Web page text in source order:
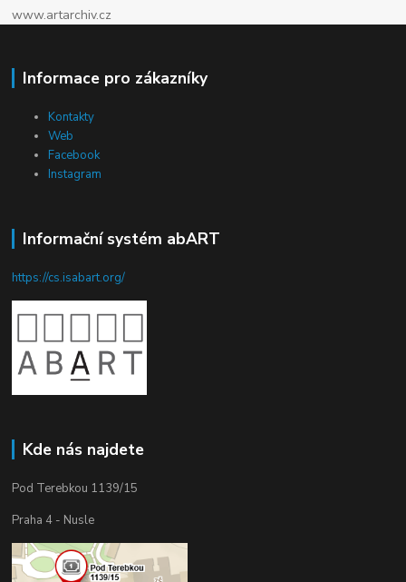
www.artarchiv.cz
Informace pro zákazníky
Kontakty
Web
Facebook
Instagram
Informační systém abART
https://cs.isabart.org/
Kde nás najdete
Pod Terebkou 1139/15
Praha 4 - Nusle